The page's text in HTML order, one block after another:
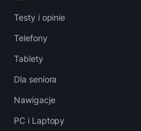
Testy i opinie
Telefony
Tablety
Dla seniora
Nawigacje
PC i Laptopy